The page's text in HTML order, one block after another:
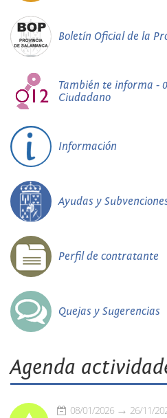
Boletín Oficial de la
También te informa -
Ciudadano
Información
Ayudas y
Perfil de contratante
Quejas y Sugerencias
Agenda
08/01/2026 26/11/